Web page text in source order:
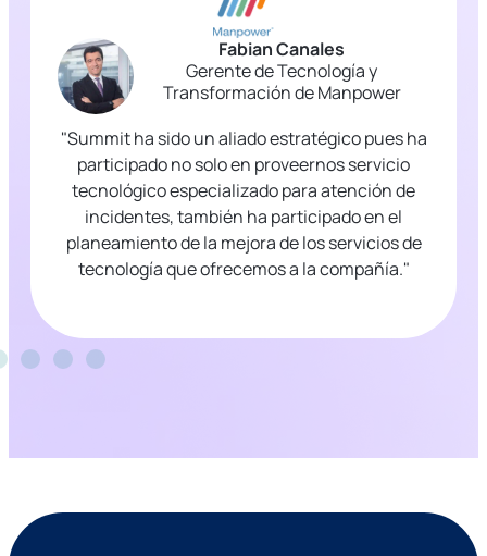
Fabian Canales
Gerente de Tecnología y
Transformación de Manpower
"Summit ha sido un aliado estratégico pues ha
participado no solo en proveernos servicio
tecnológico especializado para atención de
incidentes, también ha participado en el
planeamiento de la mejora de los servicios de
tecnología que ofrecemos a la compañía."